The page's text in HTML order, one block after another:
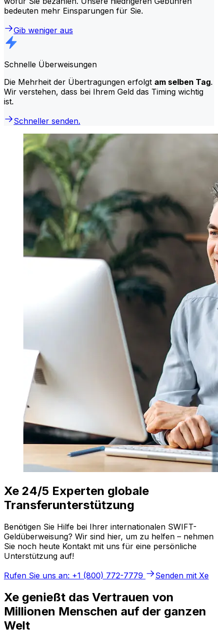
bedeuten mehr Einsparungen für Sie.
Gib weniger aus
Schnelle Überweisungen
Die Mehrheit der Übertragungen erfolgt am selben Tag.
Wir verstehen, dass bei Ihrem Geld das Timing wichtig
ist.
Schneller senden.
Xe 24/5 Experten globale
Transferunterstützung
Benötigen Sie Hilfe bei Ihrer internationalen SWIFT-
Geldüberweisung? Wir sind hier, um zu helfen – nehmen
Sie noch heute Kontakt mit uns für eine persönliche
Unterstützung auf!
Rufen Sie uns an: +1 (800) 772-7779
Senden mit Xe
Xe genießt das Vertrauen von
Millionen Menschen auf der ganzen
Welt